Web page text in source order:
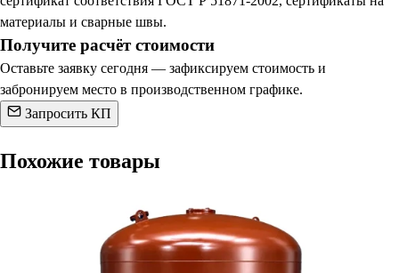
материалы и сварные швы.
Получите расчёт стоимости
Оставьте заявку сегодня — зафиксируем стоимость и
забронируем место в производственном графике.
Запросить КП
Похожие товары